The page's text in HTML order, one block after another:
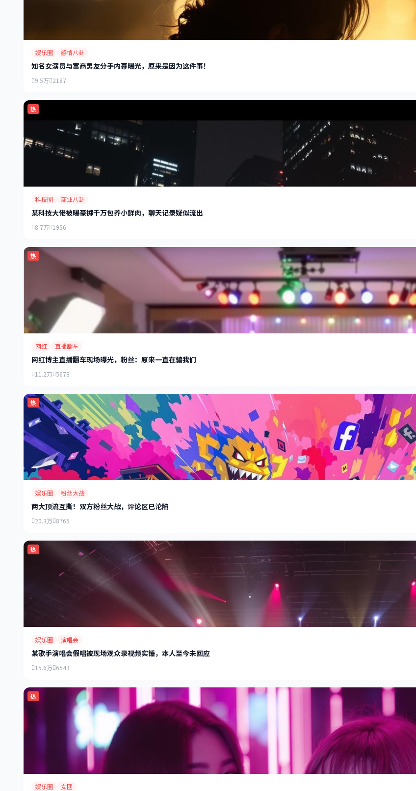
娱乐圈 感情八卦
知名女演员与富商男友分手内幕曝光，原来是因为这件事！
9.5万 2187
热
科技圈 商业八卦
某科技大佬被曝豪掷千万包养小鲜肉，聊天记录疑似流出
8.7万 1956
热
网红 直播翻车
网红博主直播翻车现场曝光，粉丝：原来一直在骗我们
11.2万 5678
热
娱乐圈 粉丝大战
两大顶流互撕！双方粉丝大战，评论区已沦陷
20.3万 8765
热
娱乐圈 演唱会
某歌手演唱会假唱被现场观众录视频实锤，本人至今未回应
15.6万 6543
热
娱乐圈 女团